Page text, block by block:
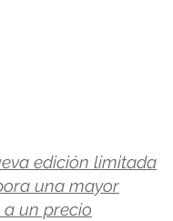
edición limitada
una mayor
un precio